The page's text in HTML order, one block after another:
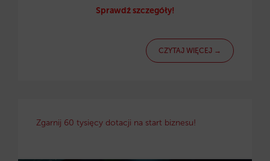
Sprawdź szczegóły!
CZYTAJ WIĘCEJ →
Zgarnij 60 tysięcy dotacji na start biznesu!